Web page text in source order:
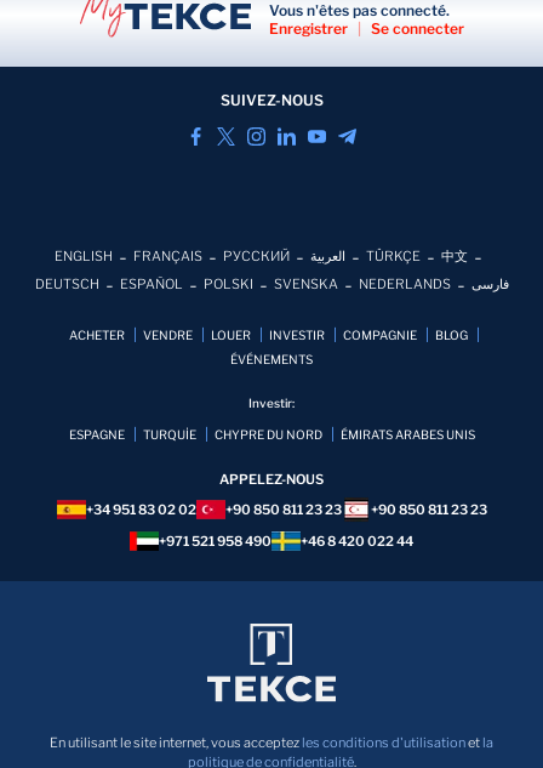
Vous n'êtes pas connecté.
Enregistrer
Se connecter
SUIVEZ-NOUS
ENGLISH FRANÇAIS РУССКИЙ العربية TÜRKÇE
中文
DEUTSCH
ESPAÑOL POLSKI SVENSKA NEDERLANDS فارسی
ACHETER VENDRE LOUER INVESTIR COMPAGNIE
BLOG
ÉVÉNEMENTS
Investir:
ESPAGNE TURQUİE CHYPRE DU NORD ÉMIRATS ARABES UNIS
APPELEZ-NOUS
+34 951 83 02 02
+90 850 811 23 23
+90 850 811 23 23
+971 521 958 490
+46 8 420 022 44
En utilisant le site internet, vous acceptez les conditions d'utilisationet la
politique de confidentialité.